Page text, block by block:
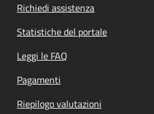
Richiedi assistenza
Statistiche del portale
Leggi le FAQ
Pagamenti
Riepilogo valutazioni